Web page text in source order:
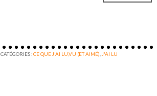
CATÉGORIES :CE QUE J'AI LU,VU (ET AIMÉ) J'AI LU